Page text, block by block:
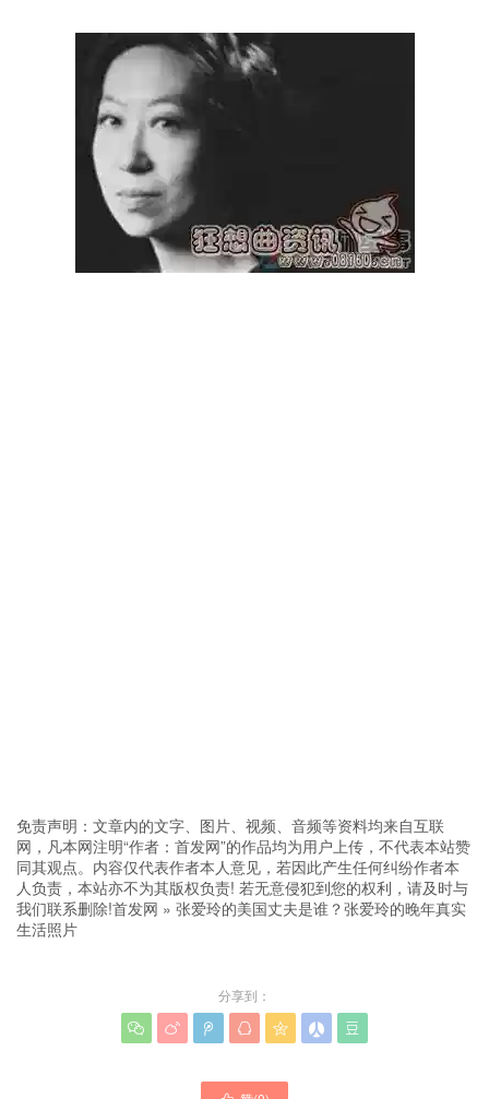
免责声明：文章内的文字、图片、视频、音频等资料均来自互联
网，凡本网注明“作者：首发网”的作品均为用户上传，不代表本站赞
同其观点。内容仅代表作者本人意见，若因此产生任何纠纷作者本
人负责，本站亦不为其版权负责! 若无意侵犯到您的权利，请及时与
我们联系删除!首发网 » 张爱玲的美国丈夫是谁？张爱玲的晚年真实
生活照片
分享到：
      